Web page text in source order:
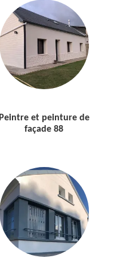
Peintre et peinture de
façade 88